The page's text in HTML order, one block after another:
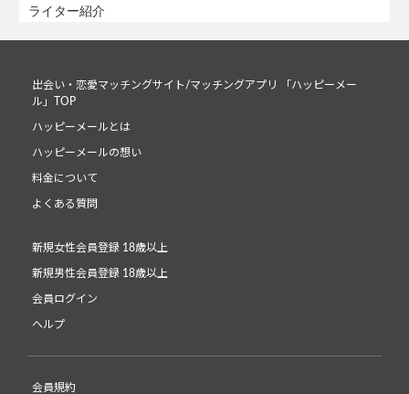
ライター紹介
出会い・恋愛マッチングサイト/マッチングアプリ 「ハッピーメー
ル」TOP
ハッピーメールとは
ハッピーメールの想い
料金について
よくある質問
新規女性会員登録 18歳以上
新規男性会員登録 18歳以上
会員ログイン
ヘルプ
会員規約